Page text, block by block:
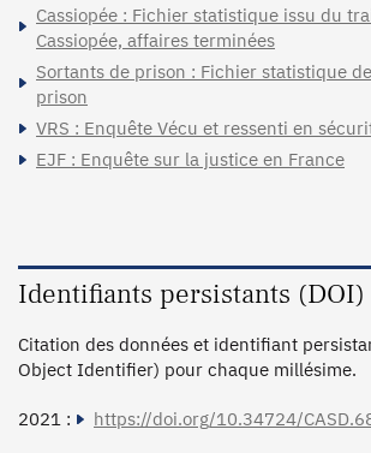
Cassiopée : Fichier statistique issu du
Cassiopée, affaires terminées
Sortants de prison : Fichier statistique
prison
VRS : Enquête Vécu et ressenti en
EJF : Enquête sur la justice en France
Identifiants persistants (DOI)
Citation des données et identifiant
Object Identifier) pour chaque millésime.
2021 : https://doi.org/10.34724/